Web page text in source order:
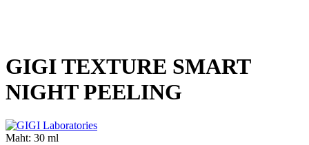
GIGI TEXTURE SMART
NIGHT PEELING
Maht: 30 ml